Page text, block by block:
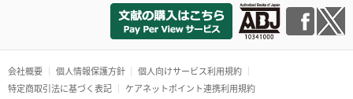
会社概要 個人情報保護方針
個人向けサービス利用規約
特定商取引法に基づく表記
ケアネットポイント連携利用規約